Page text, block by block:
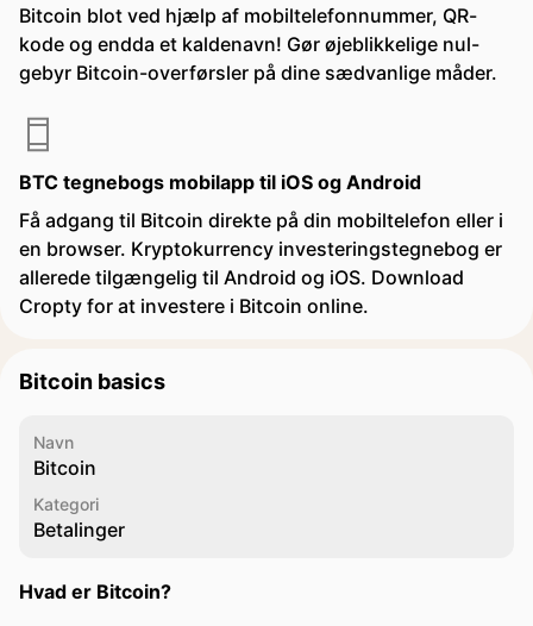
Bitcoin blot ved hjælp af mobiltelefonnummer, QR-
kode og endda et kaldenavn! Gør øjeblikkelige nul-
gebyr Bitcoin-overførsler på dine sædvanlige måder.
BTC tegnebogs mobilapp til iOS og Android
Få adgang til Bitcoin direkte på din mobiltelefon eller i
en browser. Kryptokurrency investeringstegnebog er
allerede tilgængelig til Android og iOS. Download
Cropty for at investere i Bitcoin online.
Bitcoin basics
Navn
Bitcoin
Kategori
Betalinger
Hvad er Bitcoin?